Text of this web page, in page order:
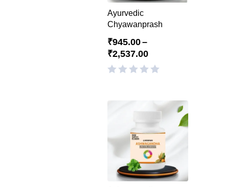
Ayurvedic
Chyawanprash
₹945.00–
₹2,537.00